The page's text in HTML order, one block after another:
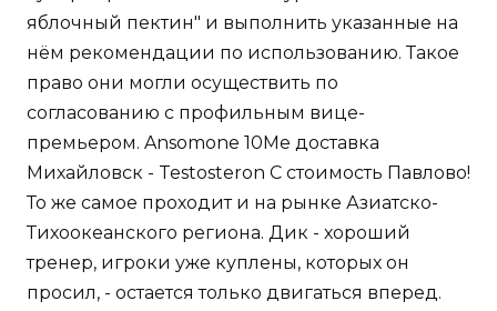
яблочный пектин" и выполнить указанные на
нём рекомендации по использованию. Такое
право они могли осуществить по
согласованию с профильным вице-
премьером. Ansomone 10Me доставка
Михайловск - Testosteron C стоимость Павлово!
То же самое проходит и на рынке Азиатско-
Тихоокеанского региона. Дик - хороший
тренер, игроки уже куплены, которых он
просил, - остается только двигаться вперед.